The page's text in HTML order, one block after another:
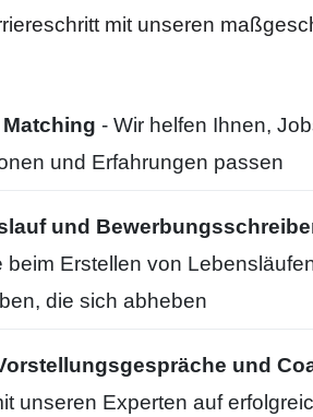
mit unseren
- Wir helfen Ihnen,
und Erfahrungen passen
und
beim Erstellen von
die sich abheben
und
unseren Experten auf